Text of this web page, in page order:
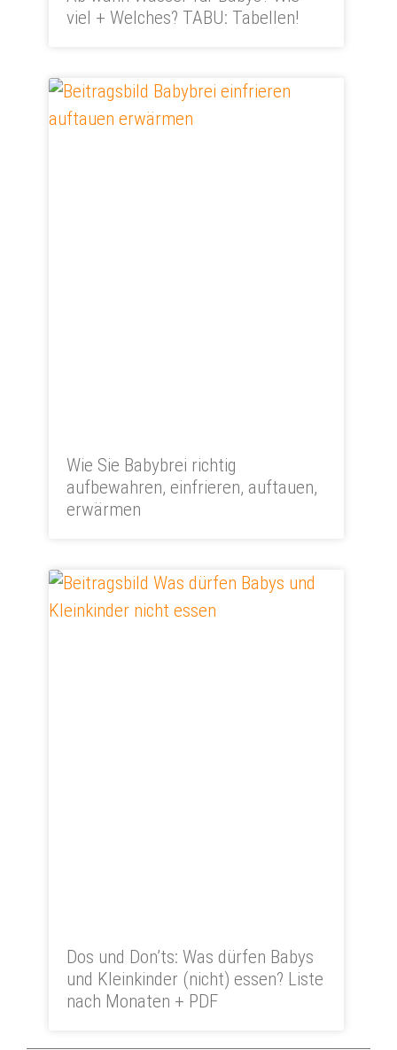
viel + Welches? TABU: Tabellen!
Wie Sie Babybrei richtig
aufbewahren, einfrieren, auftauen,
erwärmen
Dos und Don’ts: Was dürfen Babys
und Kleinkinder (nicht) essen? Liste
nach Monaten + PDF